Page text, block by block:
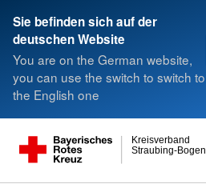
Sie befinden sich auf der
deutschen Website
You are on the German website,
you can use the switch to switch to
the English one
Straubing-Bogen
Kreisverband